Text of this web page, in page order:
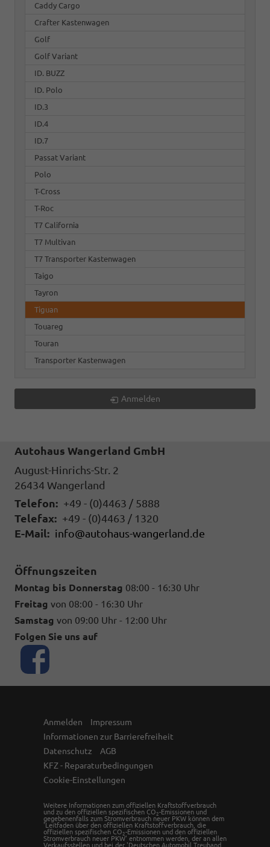
Caddy Cargo
Crafter Kastenwagen
Golf
Golf Variant
ID. BUZZ
ID. Polo
ID.3
ID.4
ID.7
Passat Variant
Polo
T-Cross
T-Roc
T7 California
T7 Multivan
T7 Transporter Kastenwagen
Taigo
Tayron
Tiguan
Touareg
Touran
Transporter Kastenwagen
Anmelden
Autohaus Wangerland GmbH
August-Hinrichs-Str. 2
26434 Wangerland
Telefon: +49 - (0)4463 / 5888
Telefax: +49 - (0)4463 / 1320
E-Mail: info@autohaus-wangerland.de
Öffnungszeiten
Montag bis Donnerstag 08:00 - 16:30 Uhr
Freitag von 08:00 - 16:30 Uhr
Samstag von 09:00 Uhr - 12:00 Uhr
Folgen Sie uns auf
Anmelden
Impressum
Informationen zur Barrierefreiheit
Datenschutz
AGB
KFZ - Reparaturbedingungen
Cookie-Einstellungen
Weitere Informationen zum offiziellen Kraftstoffverbrauch
und zu den offiziellen spezifischen CO 2-Emissionen und
gegebenenfalls zum Stromverbrauch neuer PKW können dem
'Leitfaden über den offiziellen Kraftstoffverbrauch, die
offiziellen spezifischen CO 2-Emissionen und den offiziellen
Stromverbrauch neuer PKW' entnommen werden, der an allen
Verkaufsstellen und bei der 'Deutschen Automobil Treuhand